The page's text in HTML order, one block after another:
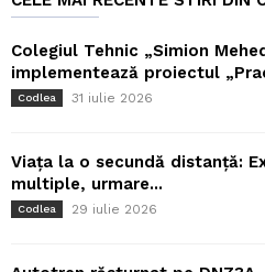
Colegiul Tehnic „Simion
implementează proiectul
Codlea 31 iulie 2026
Viața la o secundă distanță:
multiple, urmare...
Codlea 29 iulie 2026